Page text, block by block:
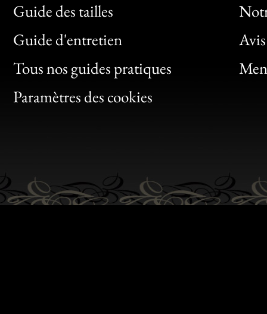
Guide des tailles
Guide d'entretien
Tous nos guides pratiques
Paramètres des cookies
Bon
Clic